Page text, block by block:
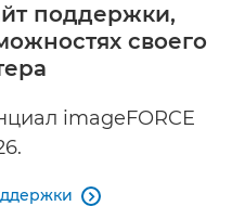
поддержки,
своего
imageFORCE
